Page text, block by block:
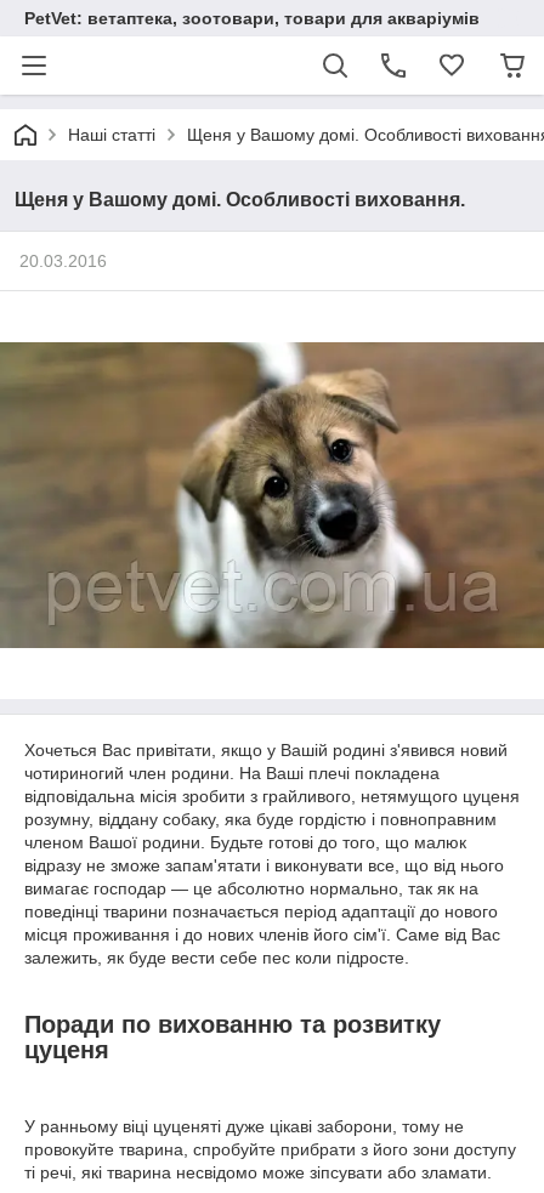
PetVet: ветаптека, зоотовари, товари для акваріумів
Наші статті Щеня у Вашому домі. Особливості
Щеня у Вашому домі. Особливості виховання.
20.03.2016
Хочеться Вас привітати, якщо у Вашій родині з'явився новий
чотириногий член родини. На Ваші плечі покладена
відповідальна місія зробити з грайливого, нетямущого цуценя
розумну, віддану собаку, яка буде гордістю і повноправним
членом Вашої родини. Будьте готові до того, що малюк
відразу не зможе запам'ятати і виконувати все, що від нього
вимагає господар ― це абсолютно нормально, так як на
поведінці тварини позначається період адаптації до нового
місця проживання і до нових членів його сім'ї. Саме від Вас
залежить, як буде вести себе пес коли підросте.
Поради по вихованню та розвитку
цуценя
У ранньому віці цуценяті дуже цікаві заборони, тому не
провокуйте тварина, спробуйте прибрати з його зони доступу
ті речі, які тварина несвідомо може зіпсувати або зламати.